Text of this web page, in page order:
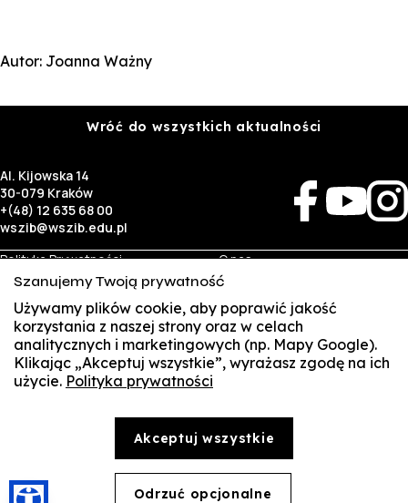
Autor: Joanna Ważny
Wróć do wszystkich aktualności
Al. Kijowska 14
30-079 Kraków
+(48) 12 635 68 00
wszib@wszib.edu.pl
Polityka Prywatności
RODO
Identyfikacja wizualna
O nas
Rekrutacja
Studia
Kontakt
Biznes
Wynajem sal
Targi pracy
Student
Multis Multum
Treści zawarte na stronie www.wszib.edu.pl oraz jej podstronach stanowią, o ile nie wskazano
części: kopiowania, reprodukowania, modyfikowania, dystrybuowania, publikowania,
wyświetlania, utrwalania oraz wykorzystywania w jakiejkolwiek innej formie. Ograniczenia
Szanujemy Twoją prywatność
Używamy plików cookie, aby poprawić jakość
korzystania z naszej strony oraz w celach
analitycznych i marketingowych (np. Mapy Google).
Klikając „Akceptuj wszystkie”, wyrażasz zgodę na ich
użycie. Polityka prywatności
Akceptuj wszystkie
Odrzuć opcjonalne